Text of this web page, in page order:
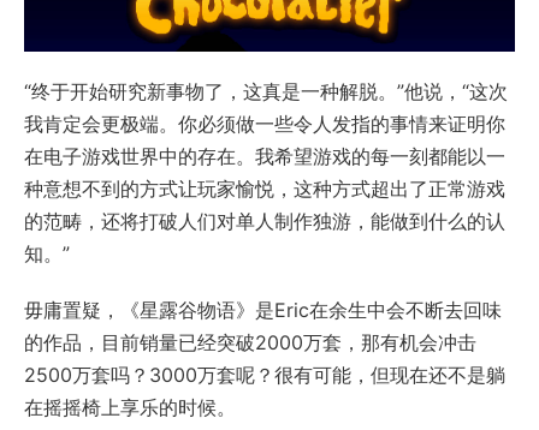
“终于开始研究新事物了，这真是一种解脱。”他说，“这次
我肯定会更极端。你必须做一些令人发指的事情来证明你
在电子游戏世界中的存在。我希望游戏的每一刻都能以一
种意想不到的方式让玩家愉悦，这种方式超出了正常游戏
的范畴，还将打破人们对单人制作独游，能做到什么的认
知。”
毋庸置疑，《星露谷物语》是Eric在余生中会不断去回味
的作品，目前销量已经突破2000万套，那有机会冲击
2500万套吗？3000万套呢？很有可能，但现在还不是躺
在摇摇椅上享乐的时候。